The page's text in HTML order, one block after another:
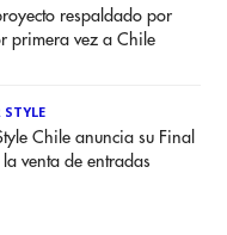
respaldado por
primera vez a Chile
STYLE
Chile anuncia su Final
venta de entradas